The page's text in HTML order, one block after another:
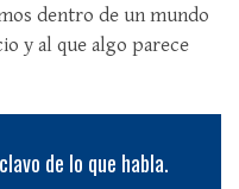
dentro de un mundo
y al que algo parece
de lo que habla.